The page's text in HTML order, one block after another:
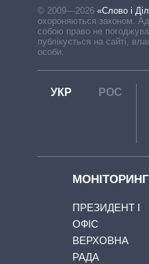
© 2009—2026 «Слово і
охороняються законом.
собою право не
публікується на сайті,
особи.
УКР РОС
МОНІТОРИНГ
ПРЕЗИДЕНТ І
ОФІС
ВЕРХОВНА
РАДА